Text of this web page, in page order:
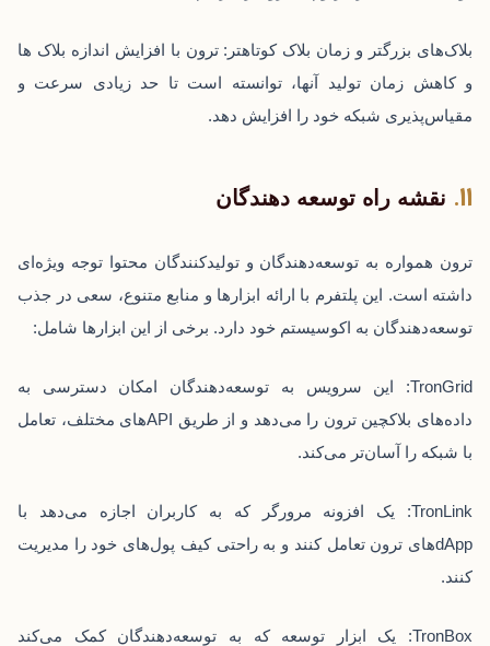
بلاک‌های بزرگتر و زمان بلاک کوتاهتر: ترون با افزایش اندازه بلاک ها
و کاهش زمان تولید آنها، توانسته است تا حد زیادی سرعت و
مقیاس‌پذیری شبکه خود را افزایش دهد.
نقشه راه توسعه دهندگان
ترون همواره به توسعه‌دهندگان و تولیدکنندگان محتوا توجه ویژه‌ای
داشته است. این پلتفرم با ارائه ابزارها و منابع متنوع، سعی در جذب
توسعه‌دهندگان به اکوسیستم خود دارد. برخی از این ابزارها شامل:
TronGrid: این سرویس به توسعه‌دهندگان امکان دسترسی به
داده‌های بلاکچین ترون را می‌دهد و از طریق APIهای مختلف، تعامل
با شبکه را آسان‌تر می‌کند.
TronLink: یک افزونه مرورگر که به کاربران اجازه می‌دهد با
dAppهای ترون تعامل کنند و به راحتی کیف پول‌های خود را مدیریت
کنند.
TronBox: یک ابزار توسعه که به توسعه‌دهندگان کمک می‌کند